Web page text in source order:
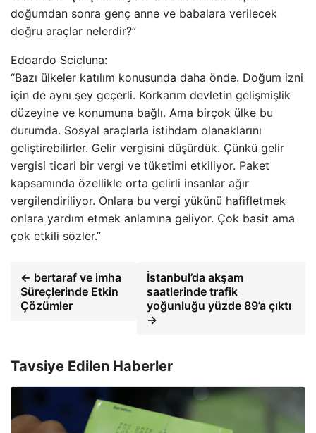
doğumdan sonra genç anne ve babalara verilecek
doğru araçlar nelerdir?”
Edoardo Scicluna:
“Bazı ülkeler katılım konusunda daha önde. Doğum izni
için de aynı şey geçerli. Korkarım devletin gelişmişlik
düzeyine ve konumuna bağlı. Ama birçok ülke bu
durumda. Sosyal araçlarla istihdam olanaklarını
geliştirebilirler. Gelir vergisini düşürdük. Çünkü gelir
vergisi ticari bir vergi ve tüketimi etkiliyor. Paket
kapsamında özellikle orta gelirli insanlar ağır
vergilendiriliyor. Onlara bu vergi yükünü hafifletmek
onlara yardım etmek anlamına geliyor. Çok basit ama
çok etkili sözler.”
← bertaraf ve imha
Süreçlerinde Etkin
Çözümler
İstanbul’da akşam
saatlerinde trafik
yoğunluğu yüzde 89’a çıktı
→
Tavsiye Edilen Haberler